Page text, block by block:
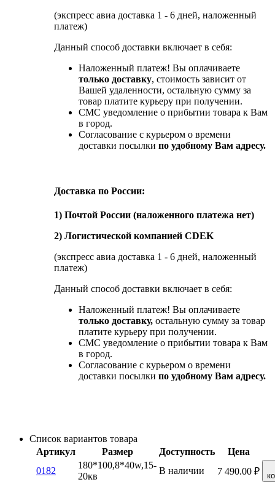
(экспресс авиа доставка 1 - 6 дней, наложенный
платеж)
Данный способ доставки включает в себя:
Наложенный платеж! Вы оплачиваете
только доставку, стоимость зависит от
Вашей удаленности, остальную сумму за
товар платите курьеру при получении.
СМС уведомление о прибытии товара к Вам
в город.
Согласование с курьером о времени
доставки посылки по удобному Вам адресу.
Доставка по России:
1) Почтой России (наложенного платежа нет)
2) Логистической компанией CDEK
(экспресс авиа доставка 1 - 6 дней, наложенный
платеж)
Данный способ доставки включает в себя:
Наложенный платеж! Вы оплачиваете
только доставку, остальную сумму за товар
платите курьеру при получении.
СМС уведомление о прибытии товара к Вам
в город.
Согласование с курьером о времени
доставки посылки по удобному Вам адресу.
Список вариантов товара
Артикул
Размер Доступность
Цена
0182
180*100,8*40w,15-
20кв
В наличии 7 490.00 ₽